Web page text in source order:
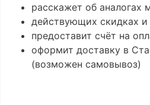
расскажет об аналогах
действующих скидках и
предоставит счёт на
оформит доставку в
(возможен самовывоз)